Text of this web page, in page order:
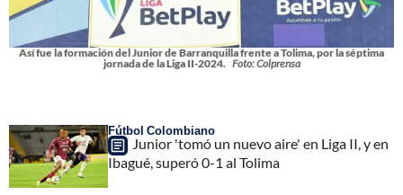
Así fue la formación del Junior de Barranquilla frente a Tolima, por la séptima
jornada de la Liga II-2024. Foto: Colprensa
Fútbol Colombiano
Junior 'tomó un nuevo aire' en Liga II, y en
Ibagué, superó 0-1 al Tolima